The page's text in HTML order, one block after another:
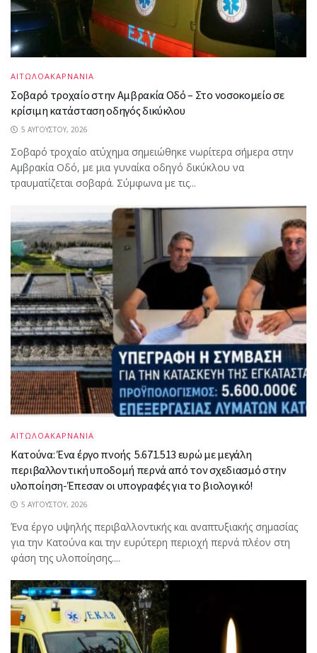
ΑΙΤΩΛΟΑΚΑΡΝΑΝΙΑ
Σοβαρό τροχαίο στην Αμβρακία Οδό – Στο νοσοκομείο σε
κρίσιμη κατάσταση οδηγός δικύκλου
5 ΑΥΓΟΎΣΤΟΥ, 2026
Σοβαρό τροχαίο ατύχημα σημειώθηκε νωρίτερα σήμερα στην
Αμβρακία Οδό, με μια γυναίκα οδηγό δικύκλου να
τραυματίζεται σοβαρά. Σύμφωνα με τις...
ΑΙΤΩΛΟΑΚΑΡΝΑΝΙΑ
Κατούνα: Ένα έργο πνοής 5.671.513 ευρώ με μεγάλη
περιβαλλοντική υποδομή περνά από τον σχεδιασμό στην
υλοποίηση-Έπεσαν οι υπογραφές για το βιολογικό!
5 ΑΥΓΟΎΣΤΟΥ, 2026
Ένα έργο υψηλής περιβαλλοντικής και αναπτυξιακής σημασίας
για την Κατούνα και την ευρύτερη περιοχή περνά πλέον στη
φάση της υλοποίησης....